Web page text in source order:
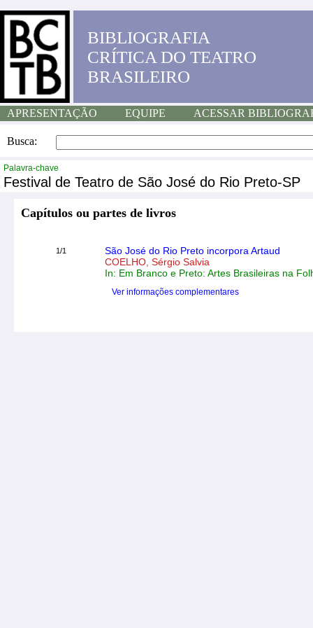
BIBLIOGRAFIA
CRÍTICA DO TEATRO
BRASILEIRO
APRESENTAÇÃO EQUIPE ACESSAR
Busca:
Palavra-chave
Festival de Teatro de São José do Rio Preto-SP
Capítulos ou partes de livros
1/1
São José do Rio Preto incorpora Artaud
COELHO, Sérgio Salvia
In: Em Branco e Preto: Artes Brasileiras na
Ver informações complementares